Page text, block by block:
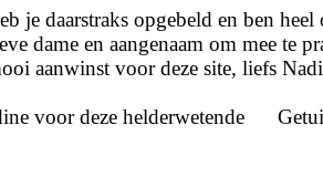
je daarstraks opgebeld en ben
dame en aangenaam om mee te
aanwinst voor deze site, liefs